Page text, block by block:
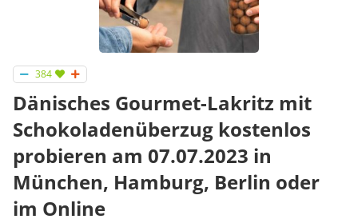
384
Dänisches Gourmet-Lakritz mit
Schokoladenüberzug kostenlos
probieren am 07.07.2023 in
München, Hamburg, Berlin oder
im Online